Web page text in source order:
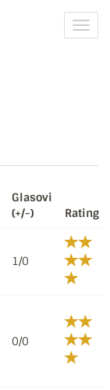
ili
Glasovi
(+/-)
Rating
1/0
0/0